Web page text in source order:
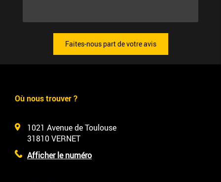
Faites-nous part de votre avis
Où nous trouver ?
1021 Avenue de Toulouse
31810VERNET
Afficher le numéro